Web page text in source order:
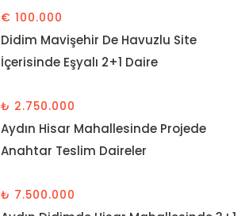
€ 100.000
Didim Mavişehir De Havuzlu Site
İçerisinde Eşyalı 2+1 Daire
₺ 2.750.000
Aydın Hisar Mahallesinde Projede
Anahtar Teslim Daireler
₺ 7.500.000